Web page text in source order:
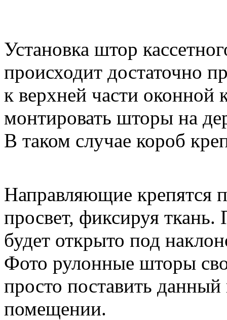
Установка штор
происходит достаточно
к верхней части
монтировать шторы на
В таком случае короб
Направляющие крепятся
просвет, фиксируя
будет открыто под
Фото рулонные шторы
просто поставить
помещении.